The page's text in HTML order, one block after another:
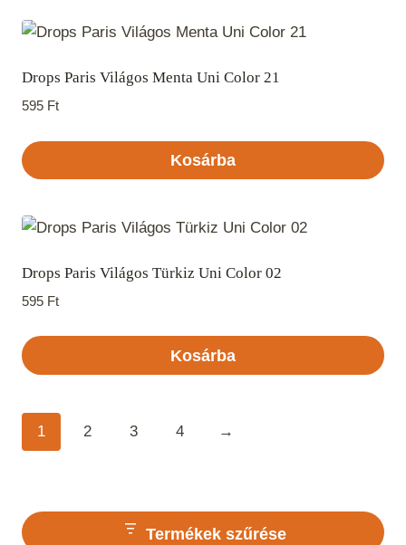
Drops Paris Világos Menta Uni Color 21
595 Ft
Kosárba
Drops Paris Világos Türkiz Uni Color 02
595 Ft
Kosárba
1 2 3 4 →
Termékek szűrése